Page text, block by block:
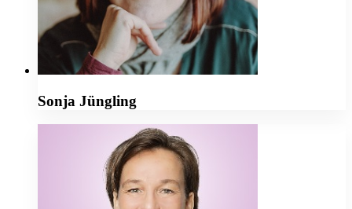
Sonja Jüngling